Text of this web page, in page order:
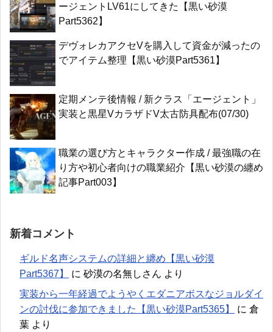
ージェントLV61にしてきた【黒い砂漠
Part5362】
デヴォレカアクセVを購入して資金が減ったの
でアイテム整理【黒い砂漠Part5361】
定期メンテ後情報 / 新クラス「エージェント」
実装と黒星VカラザドV太古防具配布(07/30)
職業の選び方とキャラクター作成 / 最強職の在
り方や初心者向けの職業紹介【黒い砂漠の纏め
記事Part003】
新着コメント
ギルド名声システムの詳細と纏め【黒い砂漠
Part5367】
に 砂漠の名無しさん より
実装から一年経過でようやくエダニアボスなジョルダイ
ンの討伐に参加できました【黒い砂漠Part5365】
に 倉
葉 より